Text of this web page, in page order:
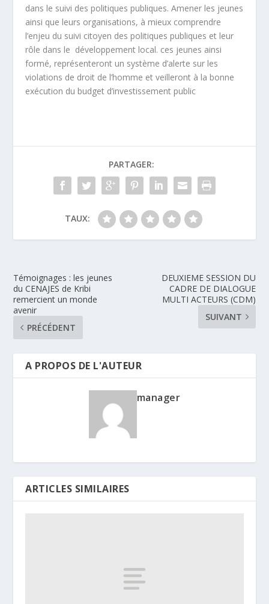
dans le suivi des politiques publiques. Amener les jeunes
ainsi que leurs organisations, à mieux comprendre
l’enjeu du suivi citoyen des politiques publiques et leur
rôle dans le développement local. ces jeunes ainsi
formé, représenteront un système d’alerte sur les
violations de droit de l’homme et veilleront à la bonne
exécution du budget d’investissement public
PARTAGER:
TAUX:
Témoignages : les jeunes
du CENAJES de Kribi
remercient un monde
avenir
PRÉCÉDENT
DEUXIEME SESSION DU
CADRE DE DIALOGUE
MULTI ACTEURS (CDM)
SUIVANT
A PROPOS DE L'AUTEUR
manager
ARTICLES SIMILAIRES